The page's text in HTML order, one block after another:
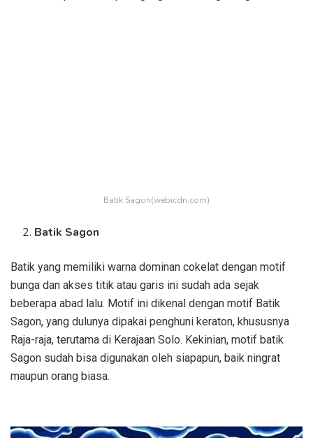
Batik Sagon(webicdn.com)
Batik Sagon
Batik yang memiliki warna dominan cokelat dengan motif
bunga dan akses titik atau garis ini sudah ada sejak
beberapa abad lalu. Motif ini dikenal dengan motif Batik
Sagon, yang dulunya dipakai penghuni keraton, khususnya
Raja-raja, terutama di Kerajaan Solo. Kekinian, motif batik
Sagon sudah bisa digunakan oleh siapapun, baik ningrat
maupun orang biasa.